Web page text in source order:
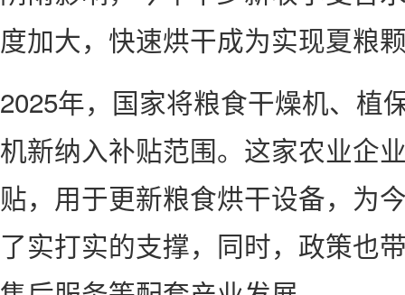
度加大，快速烘干成为实现夏粮
2025年，国家将粮食干燥机、植
机新纳入补贴范围。这家农业企
贴，用于更新粮食烘干设备，为
了实打实的支撑，同时，政策也